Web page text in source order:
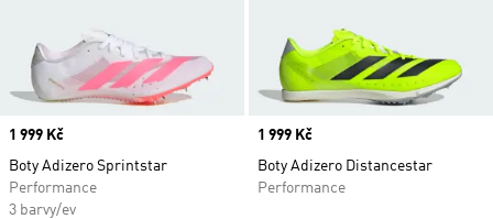
Price
1 999 Kč
Boty Adizero Sprintstar
Performance
3 barvy/ev
Price
1 999 Kč
Boty Adizero Distancestar
Performance